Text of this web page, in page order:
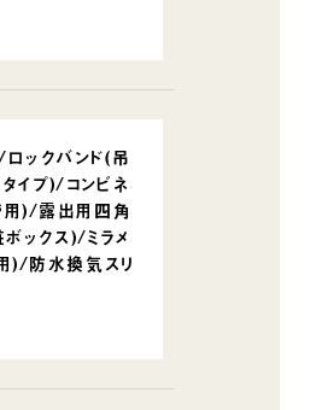
ックバンド(吊
イプ)/コンビネ
用)/露出用四角
ックス)/ミラメ
)/防水換気スリ